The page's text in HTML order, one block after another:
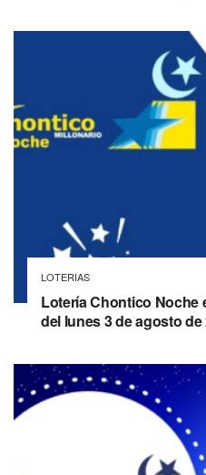
LOTERIAS
Lotería Chontico Noche
del lunes 3 de agosto de